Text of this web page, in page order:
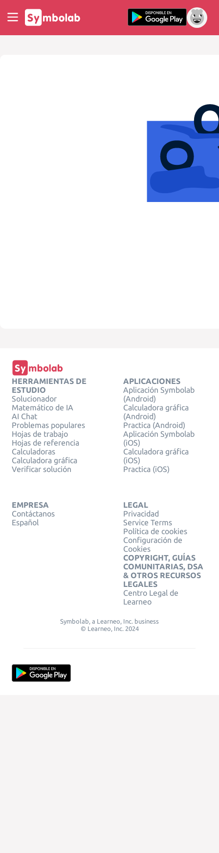
HERRAMIENTAS DE
ESTUDIO
Solucionador
Matemático de IA
AI Chat
Problemas populares
Hojas de trabajo
Hojas de referencia
Calculadoras
Calculadora gráfica
Verificar solución
APLICACIONES
Aplicación Symbolab
(Android)
Calculadora gráfica
(Android)
Practica (Android)
Aplicación Symbolab
(iOS)
Calculadora gráfica
(iOS)
Practica (iOS)
EMPRESA
Contáctanos
Español
LEGAL
Privacidad
Service Terms
Política de cookies
Configuración de
Cookies
COPYRIGHT, GUÍAS
COMUNITARIAS, DSA
& OTROS RECURSOS
LEGALES
Centro Legal de
Learneo
Symbolab, a Learneo, Inc. business
© Learneo, Inc. 2024